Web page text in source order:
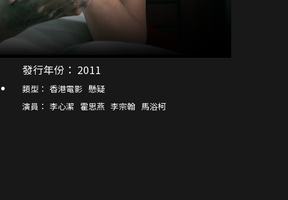
發行年份： 2011
類型： 香港電影 懸疑
演員： 李心潔 霍思燕 李宗翰 馬浴柯